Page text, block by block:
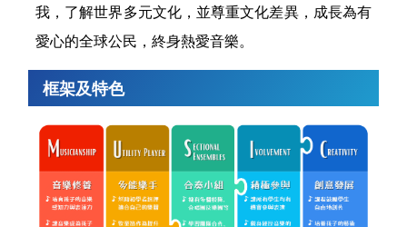
我，了解世界多元文化，並尊重文化差異，成長為有
愛心的全球公民，終身熱愛音樂。
框架及特色